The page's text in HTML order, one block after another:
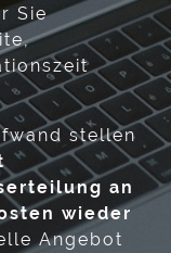
Sie
stellen
an
wieder
Angebot